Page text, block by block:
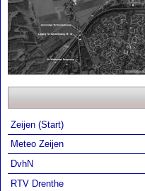
Zeijen (Start)
Meteo Zeijen
DvhN
RTV Drenthe